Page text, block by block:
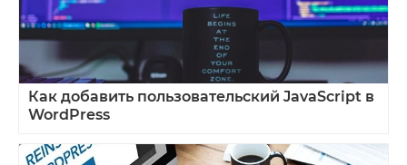
Как добавить пользовательский JavaScript в
WordPress